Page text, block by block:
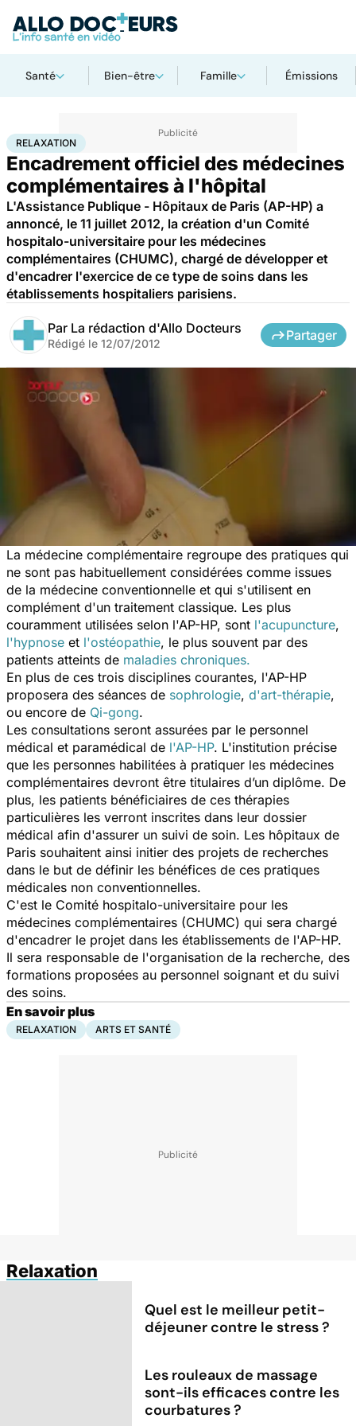
Santé Bien-être Famille Émissions
AccueilBien-être
RELAXATION
Encadrement officiel des médecines
complémentaires à l'hôpital
L'Assistance Publique - Hôpitaux de Paris (AP-HP) a
annoncé, le 11 juillet 2012, la création d'un Comité
hospitalo-universitaire pour les médecines
complémentaires (CHUMC), chargé de développer et
d'encadrer l'exercice de ce type de soins dans les
établissements hospitaliers parisiens.
Par La rédaction d'Allo Docteurs
Rédigé le 12/07/2012
Partager
La médecine complémentaire regroupe des pratiques qui
ne sont pas habituellement considérées comme issues
de la médecine conventionnelle et qui s'utilisent en
complément d'un traitement classique. Les plus
couramment utilisées selon l'AP-HP, sont l'acupuncture,
l'hypnose et l'ostéopathie, le plus souvent par des
patients atteints de maladies chroniques.
En plus de ces trois disciplines courantes, l'AP-HP
proposera des séances de sophrologie, d'art-thérapie,
ou encore de Qi-gong.
Les consultations seront assurées par le personnel
médical et paramédical de l'AP-HP. L'institution précise
que les personnes habilitées à pratiquer les médecines
complémentaires devront être titulaires d’un diplôme. De
plus, les patients bénéficiaires de ces thérapies
particulières les verront inscrites dans leur dossier
médical afin d'assurer un suivi de soin. Les hôpitaux de
Paris souhaitent ainsi initier des projets de recherches
dans le but de définir les bénéfices de ces pratiques
médicales non conventionnelles.
C'est le Comité hospitalo-universitaire pour les
médecines complémentaires (CHUMC) qui sera chargé
d'encadrer le projet dans les établissements de l'AP-HP.
Il sera responsable de l'organisation de la recherche, des
formations proposées au personnel soignant et du suivi
des soins.
En savoir plus
RELAXATION ARTS ET SANTÉ
Relaxation
Quel est le meilleur petit-
déjeuner contre le stress ?
Les rouleaux de massage
sont-ils efficaces contre les
courbatures ?